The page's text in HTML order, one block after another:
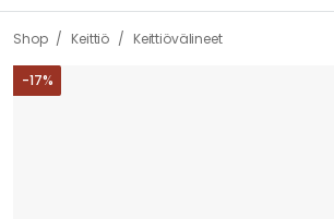
Shop / Keittiö / Keittiövälineet
-17%